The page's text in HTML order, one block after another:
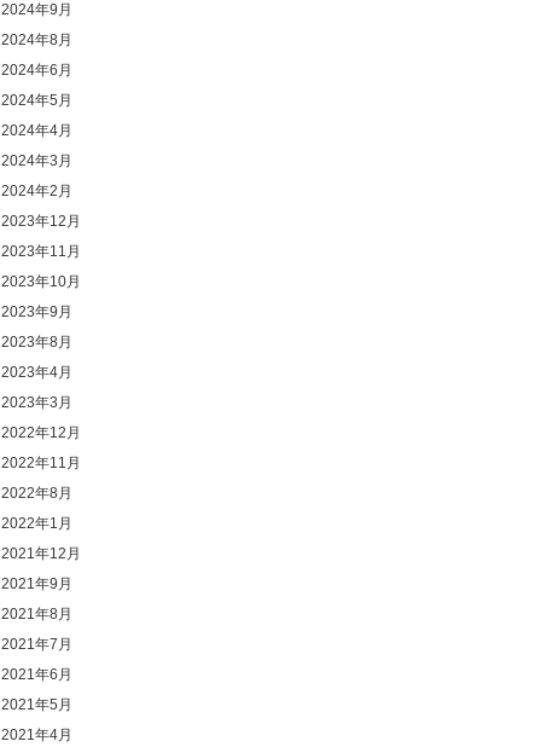
2024年9月
2024年8月
2024年6月
2024年5月
2024年4月
2024年3月
2024年2月
2023年12月
2023年11月
2023年10月
2023年9月
2023年8月
2023年4月
2023年3月
2022年12月
2022年11月
2022年8月
2022年1月
2021年12月
2021年9月
2021年8月
2021年7月
2021年6月
2021年5月
2021年4月